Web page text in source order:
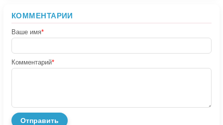
КОММЕНТАРИИ
Ваше имя*
Комментарий*
Отправить